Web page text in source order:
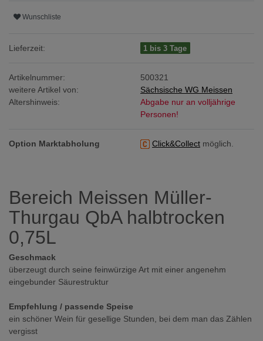
Wunschliste
Lieferzeit: 1 bis 3 Tage
Artikelnummer:
500321
weitere Artikel von:
Sächsische WG Meissen
Altershinweis:
Abgabe nur an volljährige
Personen!
Option Marktabholung Click&Collect möglich.
Bereich Meissen Müller-
Thurgau QbA halbtrocken
0,75L
Geschmack
überzeugt durch seine feinwürzige Art mit einer angenehm
eingebunder Säurestruktur
Empfehlung / passende Speise
ein schöner Wein für gesellige Stunden, bei dem man das Zählen
vergisst